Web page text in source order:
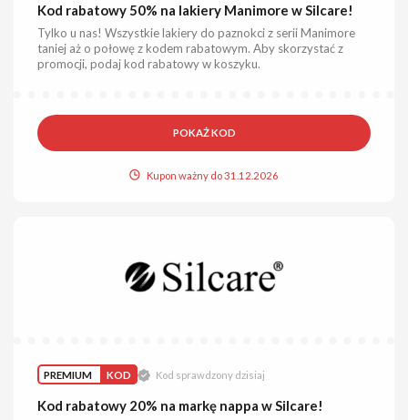
Kod rabatowy 50% na lakiery Manimore w Silcare!
Tylko u nas! Wszystkie lakiery do paznokci z serii Manimore
taniej aż o połowę z kodem rabatowym. Aby skorzystać z
promocji, podaj kod rabatowy w koszyku.
POKAŻ KOD
Kupon ważny do 31.12.2026
PREMIUM KOD Kod sprawdzony dzisiaj
Kod rabatowy 20% na markę nappa w Silcare!